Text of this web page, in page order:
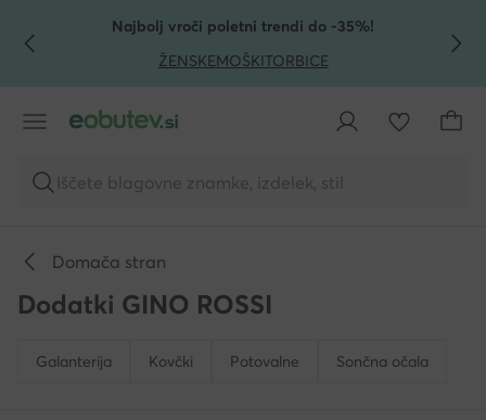
POJDI NA GLAVNO VSEBINO
POJDI NA ISKANJENajbolj vroči poletni trendi do -35%!
ŽENSKEMOŠKITORBICE
Iščete blagovne znamke, izdelek, stil
Domača stran
Dodatki GINO ROSSI
Galanterija Kovčki Potovalne Sončna očala